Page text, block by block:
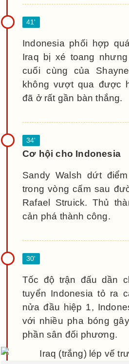
Indonesia phối hợp
Iraq bị xé toang
cuối cùng của
không vượt qua được
đã ở rất gần bàn thắng.
Cơ hội cho Indonesia
Sandy Walsh dứt
trong vòng cấm sau
Rafael Struick. Thủ
cản phá thành công.
Tốc độ trận đấu dần
tuyển Indonesia tỏ ra
nửa đầu hiệp 1,
với nhiều pha bóng
phần sân đối phương.